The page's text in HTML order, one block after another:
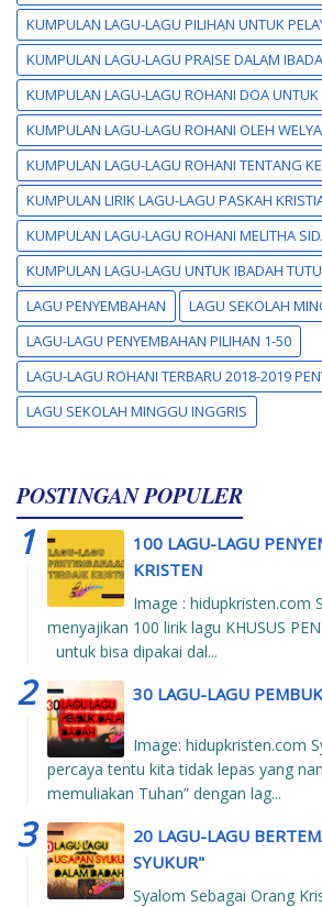
KUMPULAN LAGU-LAGU PILIHAN UNTUK
KUMPULAN LAGU-LAGU PRAISE DALAM
KUMPULAN LAGU-LAGU ROHANI DOA
KUMPULAN LAGU-LAGU ROHANI OLEH
KUMPULAN LAGU-LAGU ROHANI TENTANG
KUMPULAN LIRIK LAGU-LAGU PASKAH
KUMPULAN LAGU-LAGU ROHANI MELITHA
KUMPULAN LAGU-LAGU UNTUK IBADAH
LAGU PENYEMBAHAN
LAGU SEKOLAH
LAGU-LAGU PENYEMBAHAN PILIHAN 1-50
LAGU-LAGU ROHANI TERBARU 2018-2019
LAGU SEKOLAH MINGGU INGGRIS
POSTINGAN POPULER
100 LAGU-LAGU
KRISTEN
Image : hidupkristen.com
menyajikan 100 lirik lagu KHUSUS
untuk bisa dipakai dal...
30 LAGU-LAGU
Image: hidupkristen.com
percaya tentu kita tidak lepas yang
memuliakan Tuhan” dengan lag...
20 LAGU-LAGU
SYUKUR"
Syalom Sebagai Orang